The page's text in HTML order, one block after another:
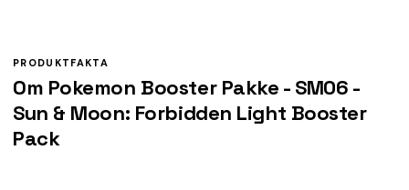
PRODUKTFAKTA
Om Pokemon Booster Pakke - SM06 -
Sun & Moon: Forbidden Light Booster
Pack